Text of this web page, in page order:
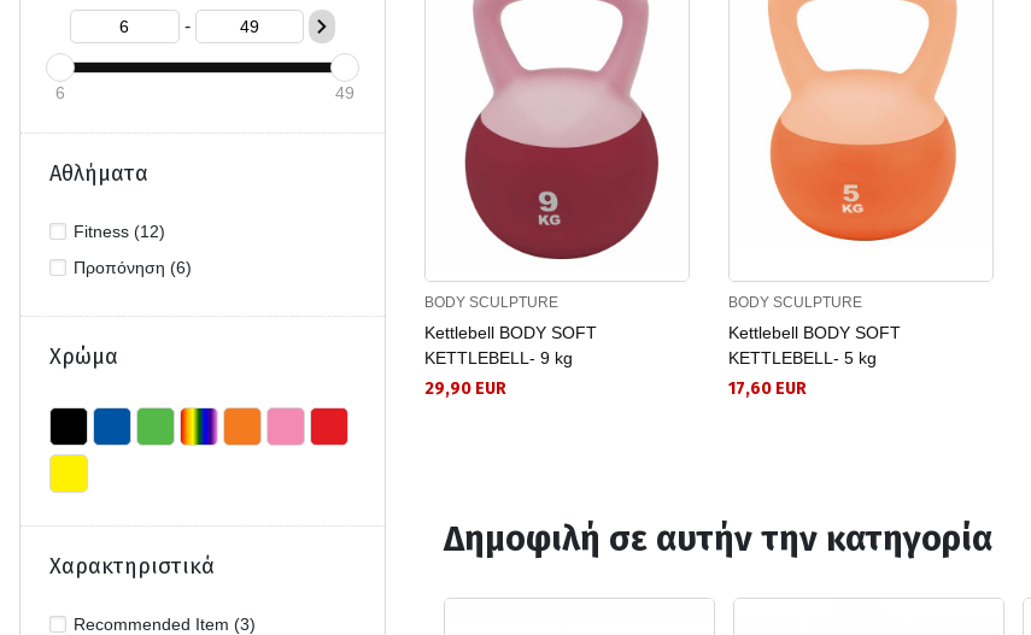
-
6 49
Αθλήματα
Fitness (12)
Προπόνηση (6)
Χρώμα
Χαρακτηριστικά
Recommended Item (3)
BODY SCULPTURE
Kettlebell BODY SOFT
KETTLEBELL- 9 kg
29,90 EUR
BODY SCULPTURE
Kettlebell BODY SOFT
KETTLEBELL- 5 kg
17,60 EUR
Δημοφιλή σε αυτήν την κατηγορία